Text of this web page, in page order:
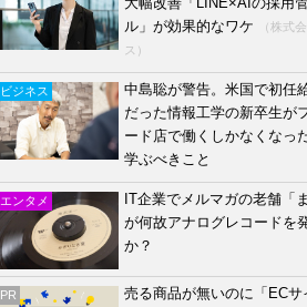
ル」が効果的なワケ
（株式
ス）
ビジネス
中島聡が警告。米国で初任
だった情報工学の新卒生が
ード店で働くしかなくなっ
学ぶべきこと
エンタメ
IT企業でメルマガの老舗「
が何故アナログレコードを
か？
PR
売る商品が無いのに「ECサ